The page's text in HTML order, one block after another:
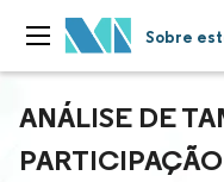
Sobre
ANÁLISE DE